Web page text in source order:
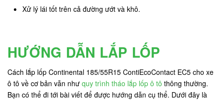
Xử lý lái tốt trên cả đường ướt và khô.
HƯỚNG DẪN LẮP LỐP
Cách lắp lốp Continental 185/55R15 ContiEcoContact EC5 cho xe
ô tô về cơ bản vẫn như quy trình tháo lắp lốp ô tô thông thường.
Bạn có thể đi tới bài viết để được hướng dẫn cụ thể. Dưới đây là